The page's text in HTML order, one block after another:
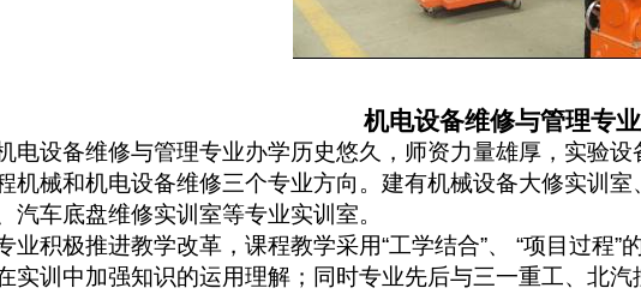
机电设备维修与管理专业
电设备维修与管理专业办学历史悠久，师资力量雄厚，实验
机械和机电设备维修三个专业方向。建有机械设备大修实训
汽车底盘维修实训室等专业实训室。
业积极推进教学改革，课程教学采用“工学结合”、 “项目过程”
实训中加强知识的运用理解；同时专业先后与三一重工、北